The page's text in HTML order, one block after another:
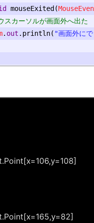
mouseExited(
カーソルが画面外へ出た
. out . println( "画面外に